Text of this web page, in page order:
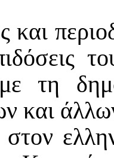
και
με τη
και